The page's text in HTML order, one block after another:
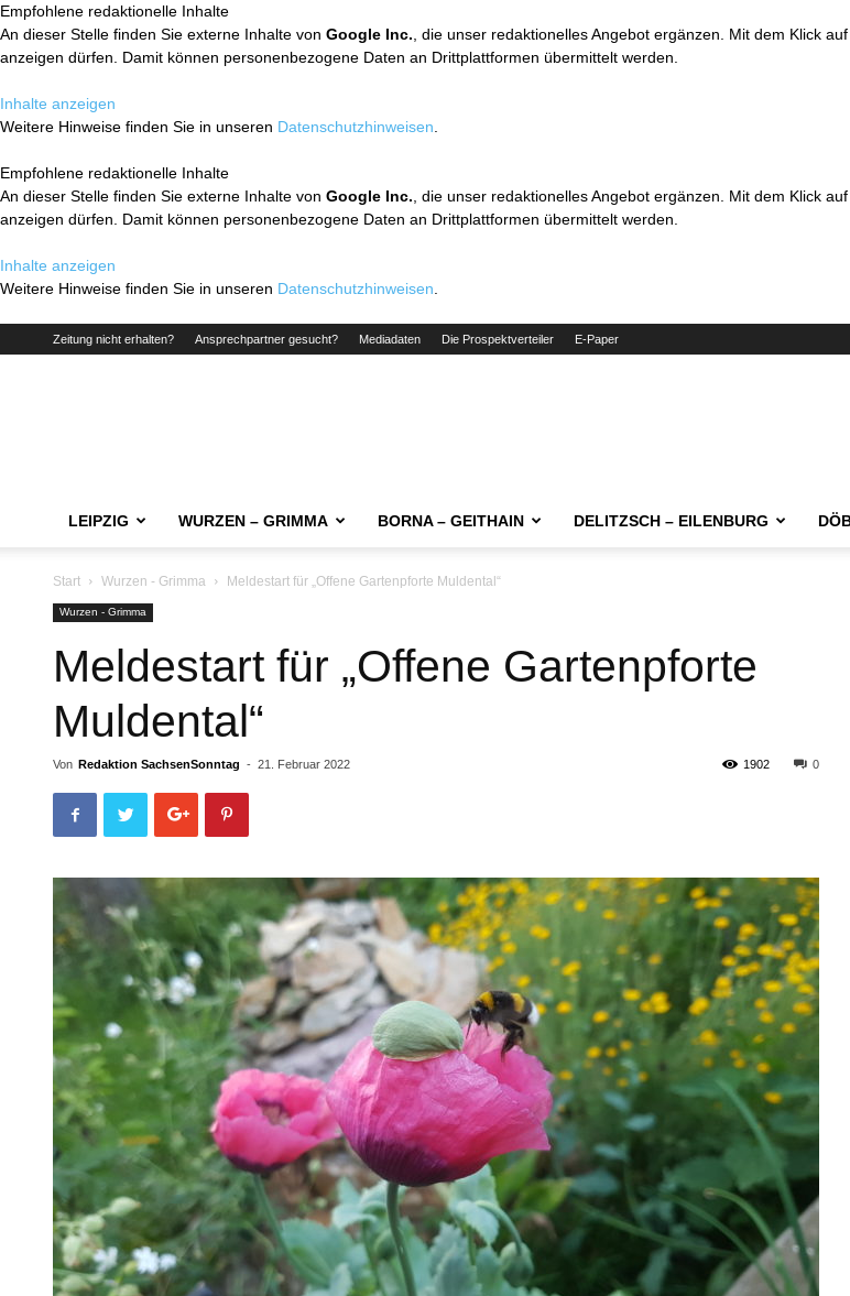
Empfohlene redaktionelle Inhalte
An dieser Stelle finden Sie externe Inhalte von Google Inc. , die unser redaktionelles Angebot ergänzen. Mit dem Klick
anzeigen dürfen. Damit können personenbezogene Daten an Drittplattformen übermittelt werden.
Inhalte anzeigen
Weitere Hinweise finden Sie in unseren Datenschutzhinweisen
Empfohlene redaktionelle Inhalte
An dieser Stelle finden Sie externe Inhalte von Google Inc. , die unser redaktionelles Angebot ergänzen. Mit dem Klick
anzeigen dürfen. Damit können personenbezogene Daten an Drittplattformen übermittelt werden.
Inhalte anzeigen
Weitere Hinweise finden Sie in unseren Datenschutzhinweisen
Zeitung nicht erhalten? Ansprechpartner gesucht? Mediadaten Die Prospektverteiler E-Paper
LEIPZIG WURZEN – GRIMMA BORNA – GEITHAIN DELITZSCH – EILENBURG
Start Wurzen - Grimma Meldestart für „Offene Gartenpforte Muldental“
Wurzen - Grimma
Meldestart für „Offene Gartenpforte
Muldental“
Von Redaktion SachsenSonntag - 21. Februar 2022 0
1902